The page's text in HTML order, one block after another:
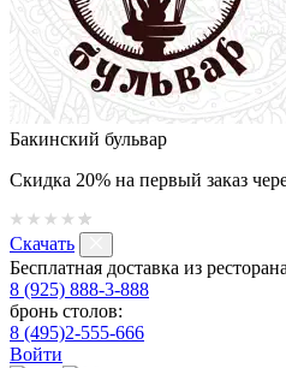
Бакинский бульвар
Скидка 20% на первый заказ
Скачать
Бесплатная доставка из
8 (925) 888-3-888
бронь столов:
8 (495)2-555-666
Войти